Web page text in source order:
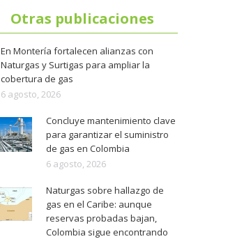
Otras publicaciones
En Montería fortalecen alianzas con
Naturgas y Surtigas para ampliar la
cobertura de gas
6 agosto, 2026
Concluye mantenimiento clave
para garantizar el suministro
de gas en Colombia
6 agosto, 2026
Naturgas sobre hallazgo de
gas en el Caribe: aunque
reservas probadas bajan,
Colombia sigue encontrando